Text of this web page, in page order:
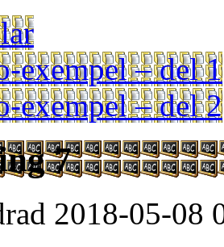
exempel – del 1
exempel – del 2
7
2018-05-08